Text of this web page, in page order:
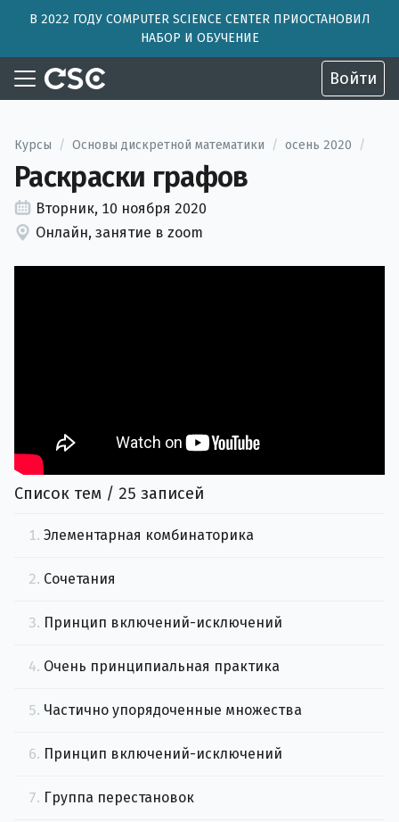
В 2022 ГОДУ COMPUTER SCIENCE CENTER ПРИОСТАНОВИЛ
НАБОР И ОБУЧЕНИЕ
Войти
Курсы / Основы дискретной математики / осень 2020 /
Раскраски графов
Вторник, 10 ноября 2020
Онлайн, занятие в zoom
Список тем / 25 записей
1. Элементарная комбинаторика
2. Сочетания
3. Принцип включений-исключений
4. Очень принципиальная практика
5. Частично упорядоченные множества
6. Принцип включений-исключений
7. Группа перестановок